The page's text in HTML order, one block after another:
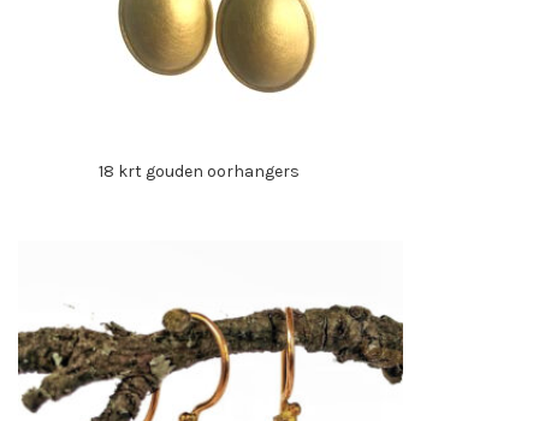
18 krt gouden oorhangers